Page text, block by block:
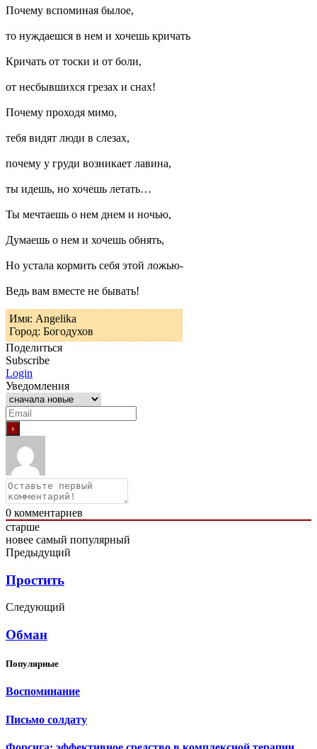
Почему вспоминая былое,
то нуждаешся в нем и хочешь кричать
Кричать от тоски и от боли,
от несбывшихся грезах и снах!
Почему проходя мимо,
тебя видят люди в слезах,
почему у груди возникает лавина,
ты идешь, но хочешь летать…
Ты мечтаешь о нем днем и ночью,
Думаешь о нем и хочешь обнять,
Но устала кормить себя этой ложью-
Ведь вам вместе не бывать!
Имя: Angelika
Город: Богодухов
Поделиться
Subscribe
Login
Уведомления
0 комментариев
старше
новее самый популярный
Предыдущий
Простить
Следующий
Обман
Популярные
Воспоминание
Письмо солдату